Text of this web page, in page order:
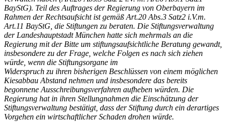
BayStG). Teil des Auftrages der Regierung von Oberbayern im
Rahmen der Rechtsaufsicht ist gemäß Art.20 Abs.3 Satz2 i.V.m.
Art.11 BayStG, die Stiftungen zu beraten. Die Stiftungsverwaltung
der Landeshauptstadt München hatte sich mehrmals an die
Regierung mit der Bitte um stiftungsaufsichtliche Beratung gewandt,
insbesondere zu der Frage, welche Folgen es nach sich ziehen
würde, wenn die Stiftungsorgane im
Widerspruch zu ihren bisherigen Beschlüssen von einem möglichen
Kiesabbau Abstand nehmen und insbesondere das bereits
begonnene Ausschreibungsverfahren aufheben würden. Die
Regierung hat in ihren Stellungnahmen die Einschätzung der
Stiftungsverwaltung bestätigt, dass der Stiftung durch ein derartiges
Vorgehen ein wirtschaftlicher Schaden drohen würde.